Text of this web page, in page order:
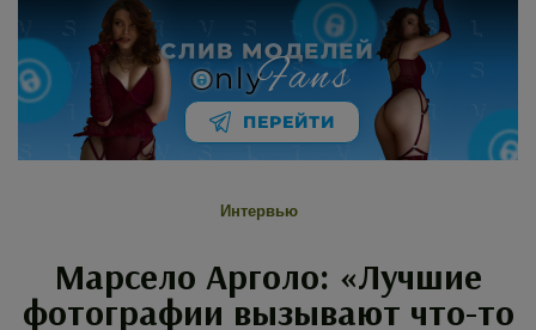
СЛИВ МОДЕЛЕЙ
nlyFans
ПЕРЕЙТИ
Интервью
Марсело Арголо: «Лучшие
фотографии вызывают что-то